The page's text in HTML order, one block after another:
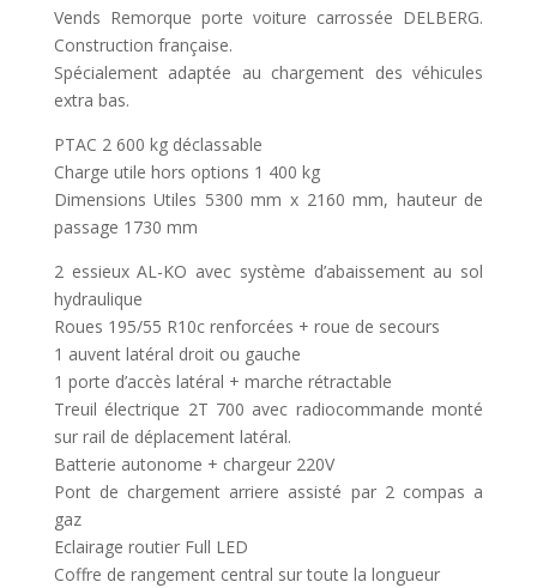
Vends Remorque porte voiture carrossée DELBERG.
Construction française.
Spécialement adaptée au chargement des véhicules
extra bas.
PTAC 2 600 kg déclassable
Charge utile hors options 1 400 kg
Dimensions Utiles 5300 mm x 2160 mm, hauteur de
passage 1730 mm
2 essieux AL-KO avec système d’abaissement au sol
hydraulique
Roues 195/55 R10c renforcées + roue de secours
1 auvent latéral droit ou gauche
1 porte d’accès latéral + marche rétractable
Treuil électrique 2T 700 avec radiocommande monté
sur rail de déplacement latéral.
Batterie autonome + chargeur 220V
Pont de chargement arriere assisté par 2 compas a
gaz
Eclairage routier Full LED
Coffre de rangement central sur toute la longueur